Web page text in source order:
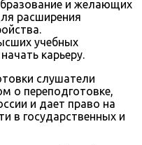
и желающих
расширения
учебных
карьеру.
слушатели
о переподготовке,
и дает право на
в государственных и